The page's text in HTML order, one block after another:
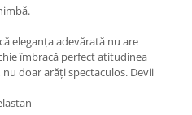
eleganța adevărată nu are
îmbracă perfect atitudinea
doar arăți spectaculos. Devii